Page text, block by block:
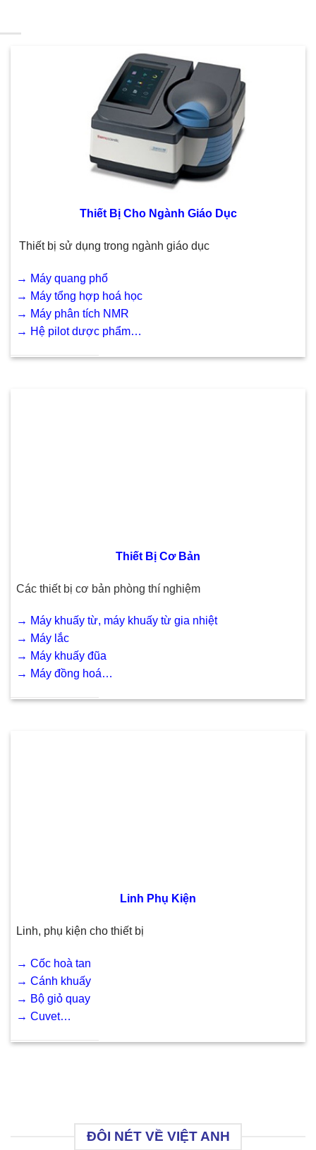
Thiết Bị Cho Ngành Giáo Dục
Thiết bị sử dụng trong ngành giáo dục
→ Máy quang phổ
→ Máy tổng hợp hoá học
→ Máy phân tích NMR
→ Hệ pilot dược phẩm…
Thiết Bị Cơ Bản
Các thiết bị cơ bản phòng thí nghiệm
→ Máy khuấy từ, máy khuấy từ gia nhiệt
→ Máy lắc
→ Máy khuấy đũa
→ Máy đồng hoá…
Linh Phụ Kiện
Linh, phụ kiện cho thiết bị
→ Cốc hoà tan
→ Cánh khuấy
→ Bộ giỏ quay
→ Cuvet…
ĐÔI NÉT VỀ VIỆT ANH